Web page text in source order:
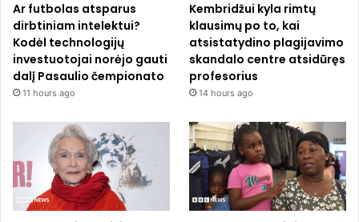
Ar futbolas atsparus
dirbtiniam intelektui?
Kodėl technologijų
investuotojai norėjo gauti
dalį Pasaulio čempionato
11 hours ago
Kembridžui kyla rimtų
klausimų po to, kai
atsistatydino plagijavimo
skandalo centre atsidūręs
profesorius
14 hours ago